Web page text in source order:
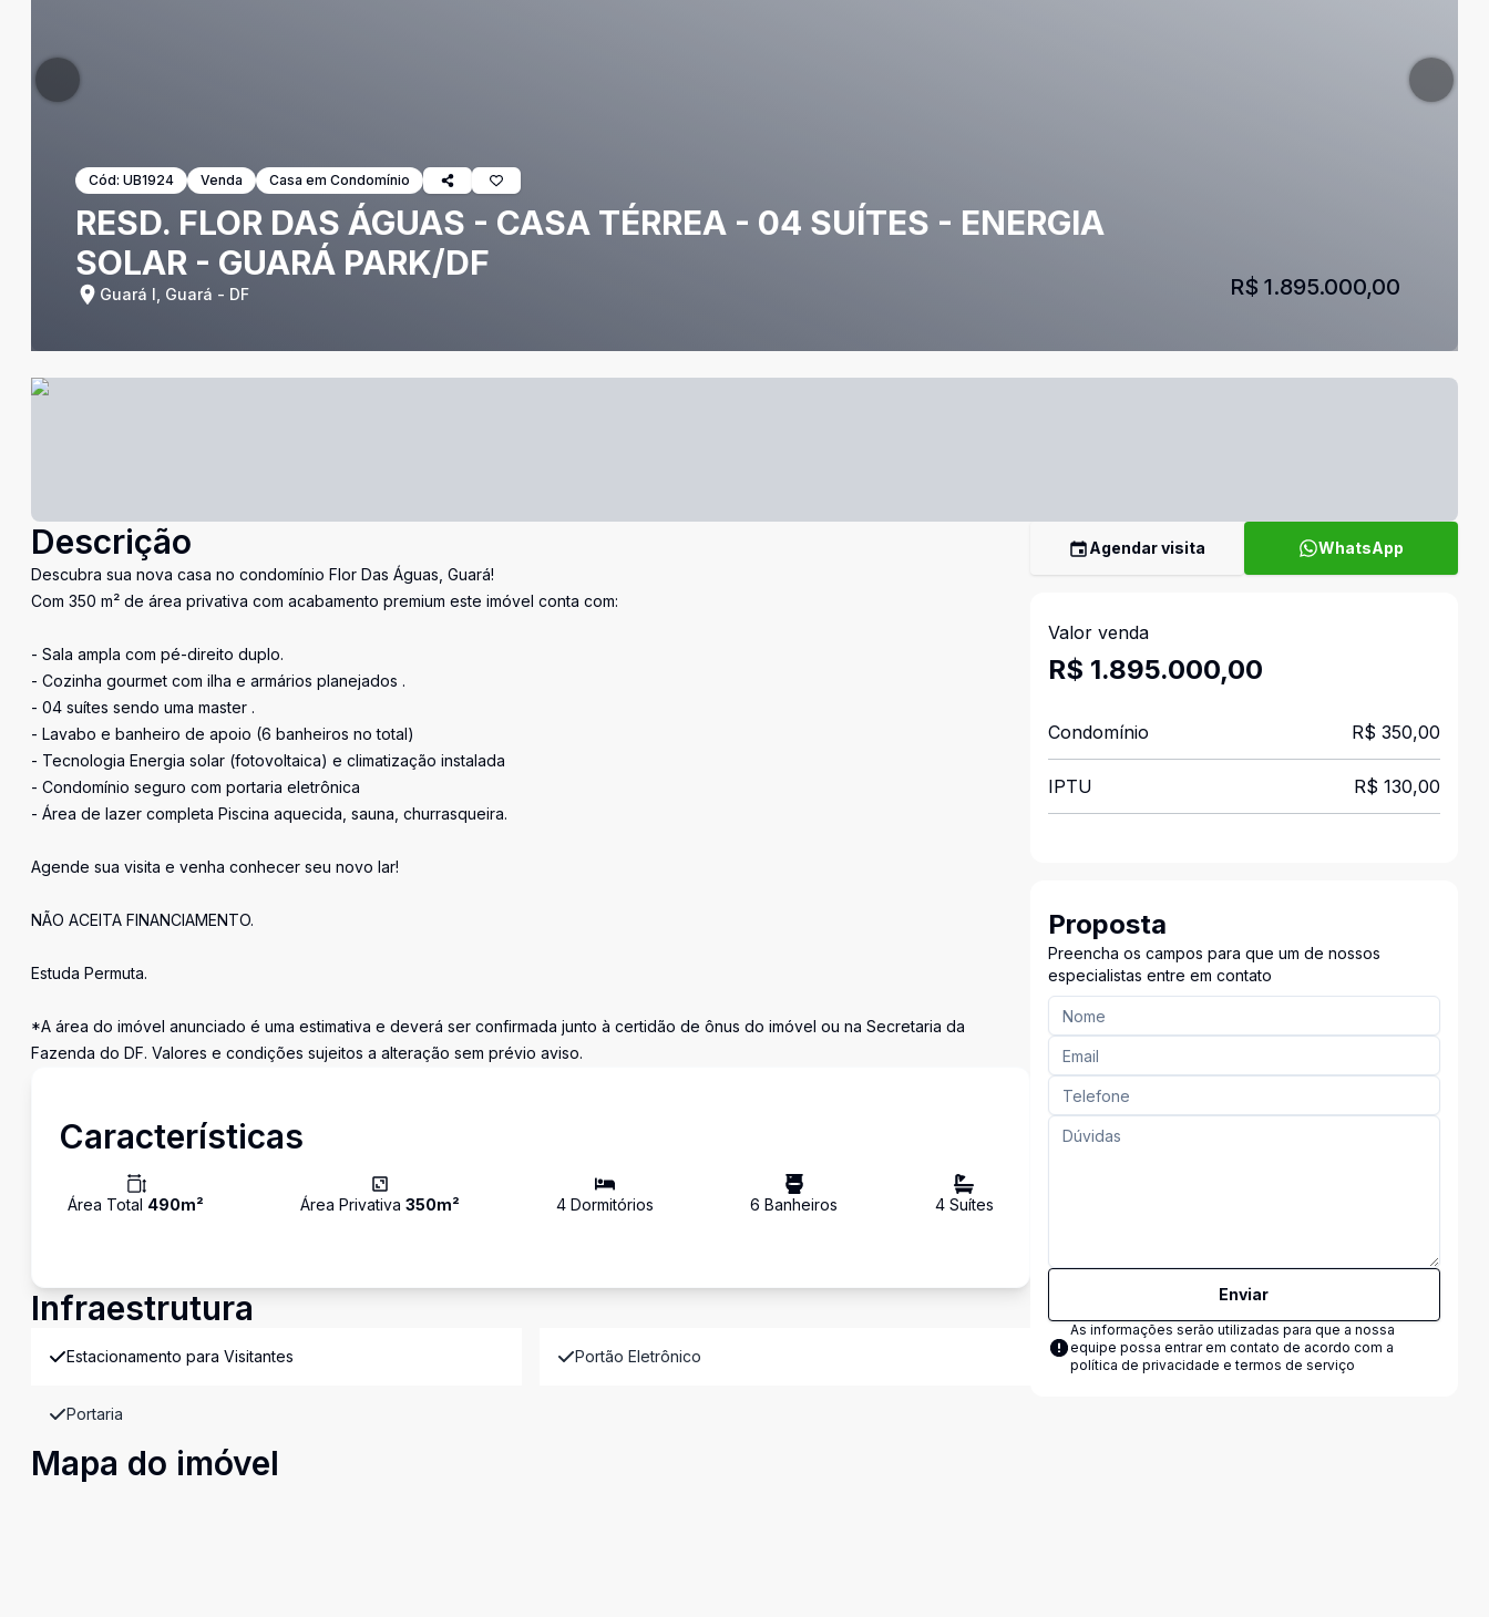
Cód: UB1924 Venda Casa em Condomínio
RESD. FLOR DAS ÁGUAS - CASA TÉRREA - 04 SUÍTES - ENERGIA
SOLAR - GUARÁ PARK/DF
Guará I, Guará - DF R$ 1.895.000,00
Descrição
Descubra sua nova casa no condomínio Flor Das Águas, Guará!
Com 350 m² de área privativa com acabamento premium este imóvel conta com:
- Sala ampla com pé-direito duplo.
- Cozinha gourmet com ilha e armários planejados .
- 04 suítes sendo uma master .
- Lavabo e banheiro de apoio (6 banheiros no total)
- Tecnologia Energia solar (fotovoltaica) e climatização instalada
- Condomínio seguro com portaria eletrônica
- Área de lazer completa Piscina aquecida, sauna, churrasqueira.
Agende sua visita e venha conhecer seu novo lar!
NÃO ACEITA FINANCIAMENTO.
Estuda Permuta.
*A área do imóvel anunciado é uma estimativa e deverá ser confirmada junto à certidão de ônus do imóvel ou na Secretaria da
Fazenda do DF. Valores e condições sujeitos a alteração sem prévio aviso.
Características
Área Total 490m² Área Privativa350m² 4 Dormitórios 6 Banheiros 4Suítes
Infraestrutura
Estacionamento para Visitantes Portão Eletrônico
Portaria
Mapa do imóvel
Agendar visita WhatsApp
Valor venda
R$ 1.895.000,00
Condomínio R$ 350,00
IPTU R$ 130,00
Proposta
Preencha os campos para que um de nossos
especialistas entre em contato
Enviar
As informações serão utilizadas para que a nossa
equipe possa entrar em contato de acordo com a
política de privacidade e termos de serviço